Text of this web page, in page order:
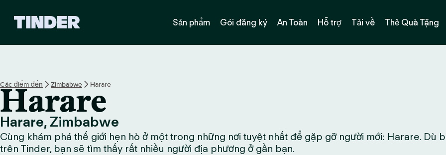
h
ủ
T
n
d
e
Sản phẩm Gói đăng ký An Toàn Hỗ trợ Tải về Thẻ Quà Tặng
Các điểm đến Zimbabwe Harare
Harare
Harare, Zimbabwe
Cùng khám phá thế giới hẹn hò ở một trong những nơi tuyệt nhất để gặp gỡ người mới: Harare. Dù
trên Tinder, bạn sẽ tìm thấy rất nhiều người địa phương ở gần bạn.